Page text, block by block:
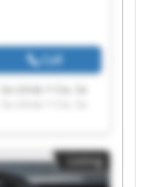
Call
Llinás Y Cia, Sa
Llinás Y Cia, Sa
Llinás Y Cia, SaListing